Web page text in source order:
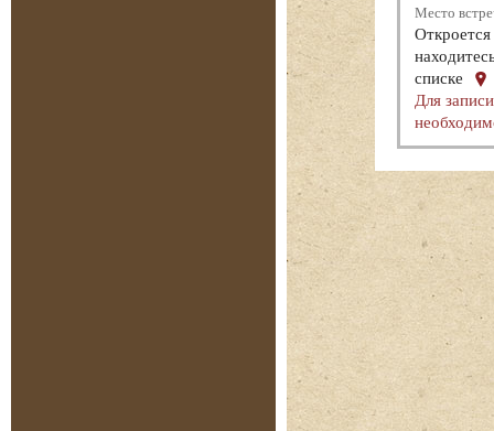
Место
списке
Для